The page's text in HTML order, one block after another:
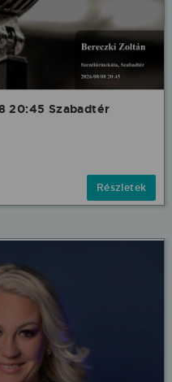
20:45 Szabadtér
Részletek